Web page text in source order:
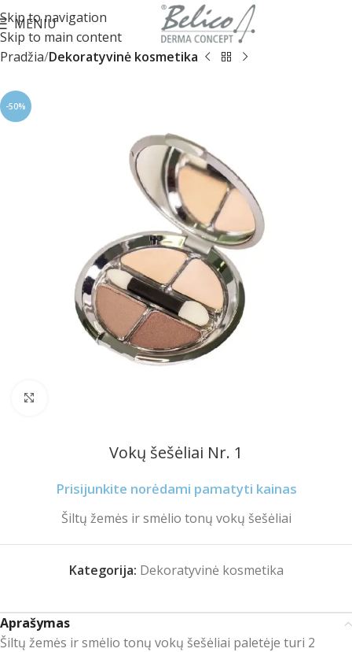
Skip to navigation
Skip to main content
MENIU
Pradžia Dekoratyvinė kosmetika
-50%
Vokų šešėliai Nr. 1
Prisijunkite norėdami pamatyti kainas
Šiltų žemės ir smėlio tonų vokų šešėliai
Kategorija: Dekoratyvinė kosmetika
Aprašymas
Šiltų žemės ir smėlio tonų vokų šešėliai paletėje turi 2